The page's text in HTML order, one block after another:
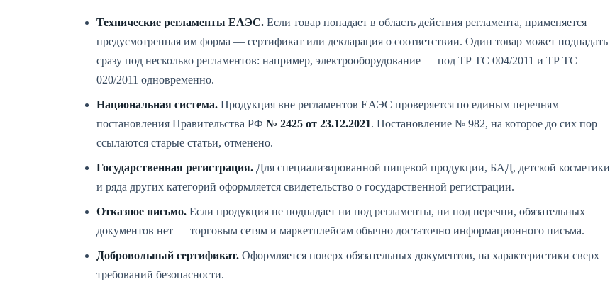
Технические регламенты ЕАЭС. Если товар попадает в область действия регламента, применяется
предусмотренная им форма — сертификат или декларация о соответствии. Один товар может подпадать
сразу под несколько регламентов: например, электрооборудование — под ТР ТС 004/2011 и ТР ТС
020/2011 одновременно.
Национальная система. Продукция вне регламентов ЕАЭС проверяется по единым перечням
постановления Правительства РФ № 2425 от 23.12.2021. Постановление № 982, на которое до сих пор
ссылаются старые статьи, отменено.
Государственная регистрация. Для специализированной пищевой продукции, БАД, детской косметики
и ряда других категорий оформляется свидетельство о государственной регистрации.
Отказное письмо. Если продукция не подпадает ни под регламенты, ни под перечни, обязательных
документов нет — торговым сетям и маркетплейсам обычно достаточно информационного письма.
Добровольный сертификат. Оформляется поверх обязательных документов, на характеристики сверх
требований безопасности.